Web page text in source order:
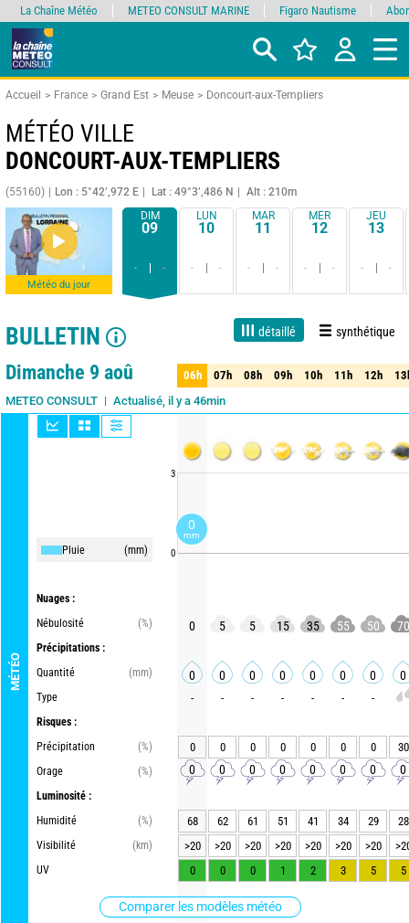
Accueil France Grand Est Meuse Doncourt-aux-Templiers
MÉTÉO VILLE
DONCOURT-AUX-TEMPLIERS
(55160) Lon : 5°42’,972 E Lat : 49°3’,486 N Alt : 210m
Météo du jour
DIM
09
- -
LUN
10
- -
MAR
11
- -
MER
12
- -
JEU
13
- -
BULLETIN détaillé synthétique
Live 1 jour 3 jours 15 jours Fiabilité 80%
Dimanche 9 aoû
METEO CONSULT Actualisé, il y a 46min
MÉTÉO
Pluie (mm)
Nuages :
Nébulosité
(%)
Précipitations :
Quantité
(mm)
Type
Risques :
Précipitation
(%)
Orage
(%)
Luminosité :
Humidité
(%)
Visibilité
(km)
UV
Comparer les modèles météo
3
0
06h 07h 08h 09h 10h 11h 12h
06h 07h 08h 09h 10h 11h 12h
0 5 5 15 35 55 50 70
0 0 0 0 0 0 0 0
- - - - - - -
0 0 0 0 0 0 0 30
0 0 0 0 0 0 0 0
68 62 61 51 41 34 29
28
>20
>20 >20 >20 >20 >20 >20
0
0 0 1 2 3 5 5
La Chaîne Météo METEO CONSULT MARINE Figaro Nautisme
0
mm